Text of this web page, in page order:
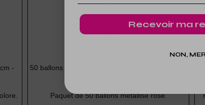
-
50 ballons de baudruche Rose Métallisé, 23 cm -
Paquet de 50 ballons métallisé rose.
Recevoir ma
NON,